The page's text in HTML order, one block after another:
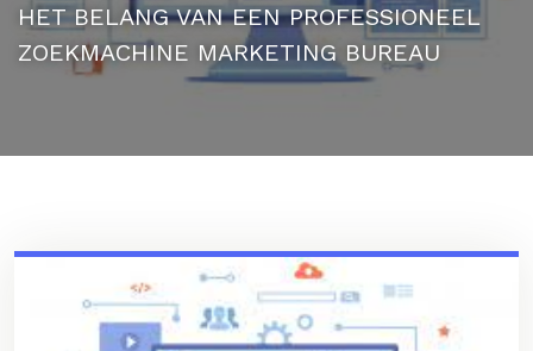
HET BELANG VAN EEN PROFESSIONEEL
ZOEKMACHINE MARKETING BUREAU